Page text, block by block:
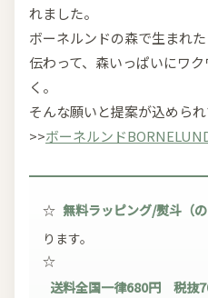
れました。
ボーネルンドの森で生まれ
伝わって、森いっぱいにワ
く。
そんな願いと提案が込められ
>>ボーネルンド
☆ 無料ラッピング/熨斗（
ります。
☆
送料全国一律680円 税抜